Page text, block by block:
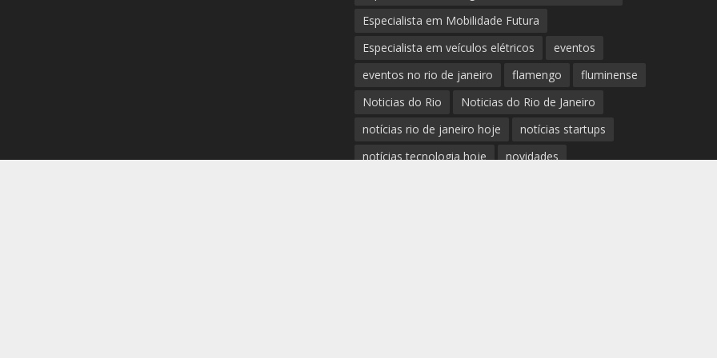
Especialista em Mobilidade Futura
Especialista em veículos elétricos
eventos
eventos no rio de janeiro
flamengo
fluminense
Noticias do Rio
Noticias do Rio de Janeiro
notícias rio de janeiro hoje
notícias startups
notícias tecnologia hoje
novidades